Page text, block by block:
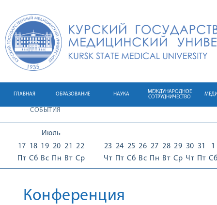
ГЛАВНАЯ ОБРАЗОВАНИЕ НАУКА
МЕЖДУНАРОДНОЕ
СОТРУДНИЧЕСТВО
СОБЫТИЯ
Июль
17
Пт
18
Сб
19
Вс
20
Пн
21
Вт
22
Ср
23
Чт
24
Пт
25
Сб
26
Вс
27
Пн
28
Вт
29
Ср
30
Чт
31
Пт
1
Сб
Конференция